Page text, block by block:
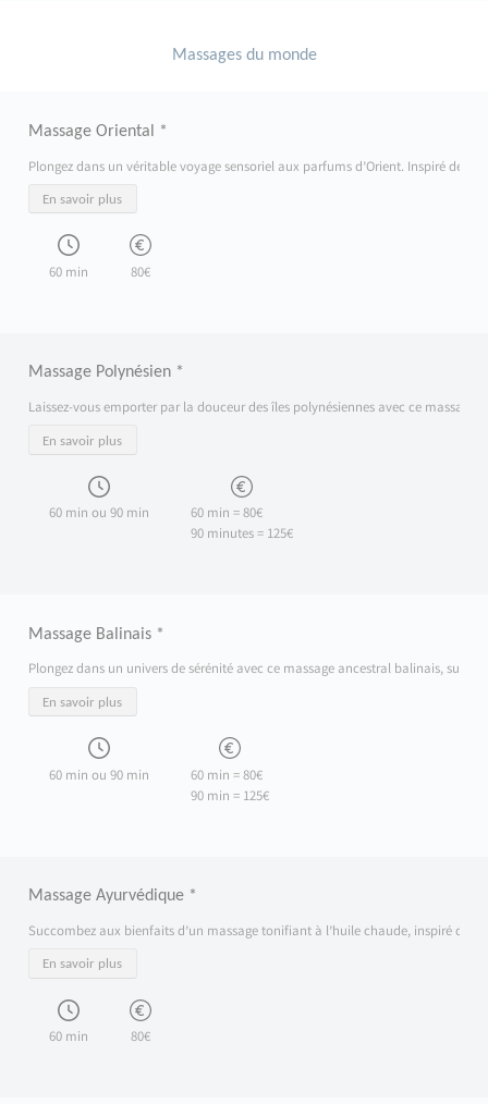
Massages du monde
Massage Oriental *
Plongez dans un véritable voyage sensoriel aux parfums d’Orient. Inspiré des
En savoir plus
60 min 80€
Massage Polynésien *
Laissez-vous emporter par la douceur des îles polynésiennes avec ce
En savoir plus
60 min ou 90 min
60 min = 80€
90 minutes = 125€
Massage Balinais *
Plongez dans un univers de sérénité avec ce massage ancestral balinais,
En savoir plus
60 min ou 90 min
60 min = 80€
90 min = 125€
Massage Ayurvédique *
Succombez aux bienfaits d’un massage tonifiant à l’huile chaude, inspiré de
En savoir plus
60 min 80€